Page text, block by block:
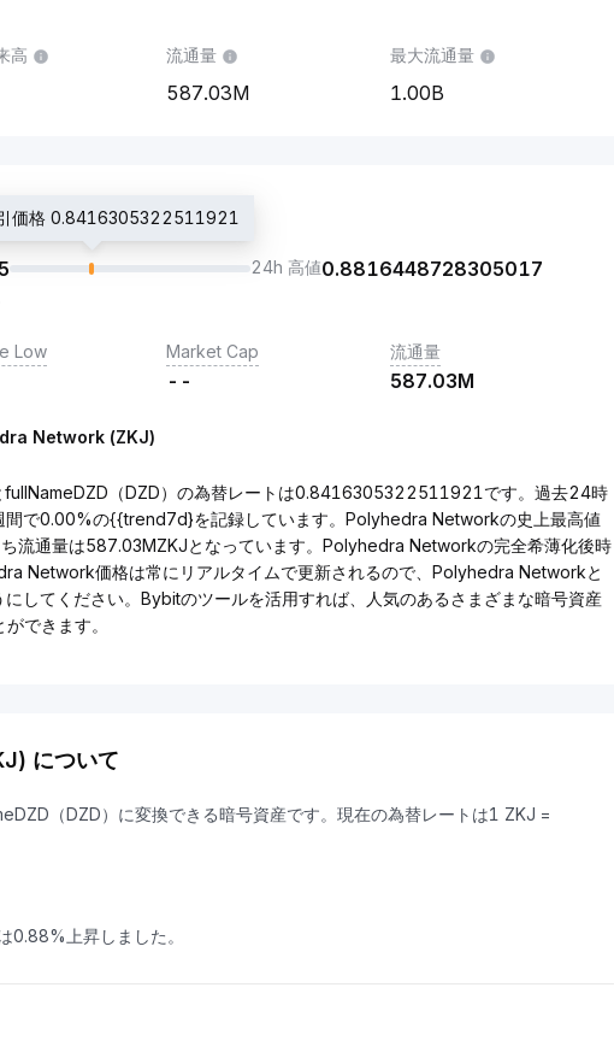
高 流通量
587.03M
最大流通量
1.00B
価格 0.8416305322511921
24h 高値0.8816448728305017
Low Market Cap
--
流通量
587.03M
Network (ZKJ)
（DZD）の為替レートは0.8416305322511921です。過去24時
で0.00%の{{trend7d}を記録しています。Polyhedra Networkの史上最高値
流通量は587.03MZKJとなっています。Polyhedra Networkの完全希薄化後時
Network価格は常にリアルタイムで更新されるので、Polyhedra Networkと
してください。Bybitのツールを活用すれば、人気のあるさまざまな暗号資産
できます。
について
（DZD）に変換できる暗号資産です。現在の為替レートは1 ZKJ =
上昇しました。